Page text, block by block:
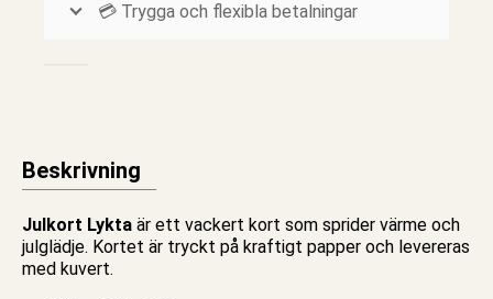
💳 Trygga och flexibla betalningar
Beskrivning
Julkort Lykta är ett vackert kort som sprider värme och
julglädje. Kortet är tryckt på kraftigt papper och levereras
med kuvert.